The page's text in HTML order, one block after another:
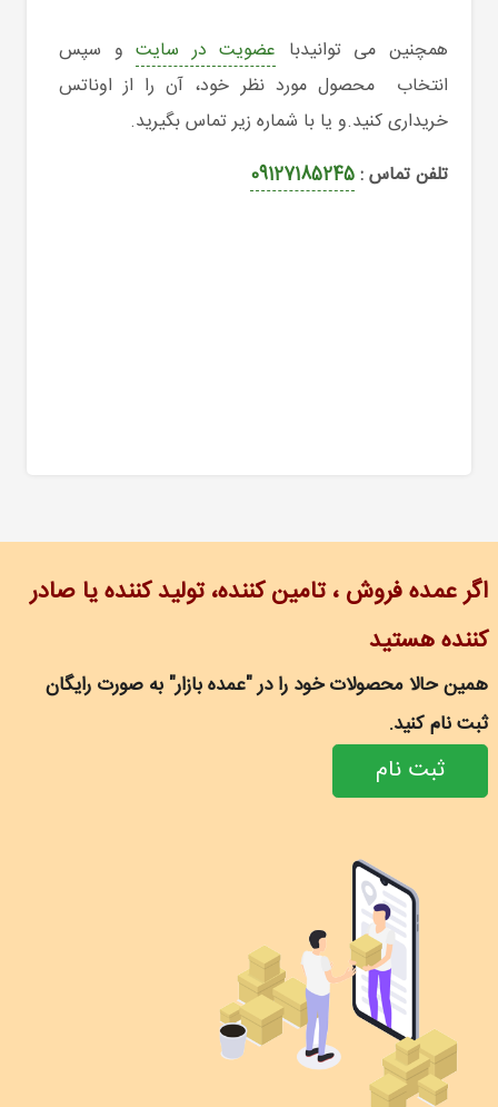
همچنین می توانیدبا عضویت در سایتو سپس
انتخاب محصول مورد نظر خود، آن را از اوناتس
خریداری کنید.و یا با شماره زیر تماس بگیرید.
تلفن تماس :09127185245
اگر عمده فروش ، تامین کننده، تولید کننده یا صادر
کننده هستید
همین حالا محصولات خود را در "عمده بازار" به صورت رایگان
ثبت نام کنید.
ثبت نام